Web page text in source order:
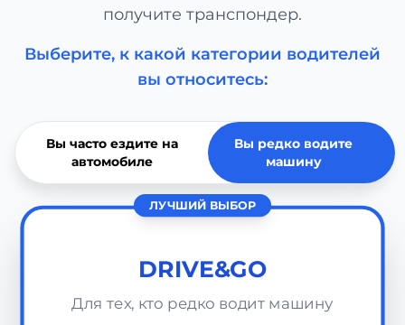
получите транспондер.
Выберите, к какой категории водителей
вы относитесь:
Вы часто ездите на
автомобиле
Вы редко водите
машину
ЛУЧШИЙ ВЫБОР
DRIVE&GO
Для тех, кто редко водит машину